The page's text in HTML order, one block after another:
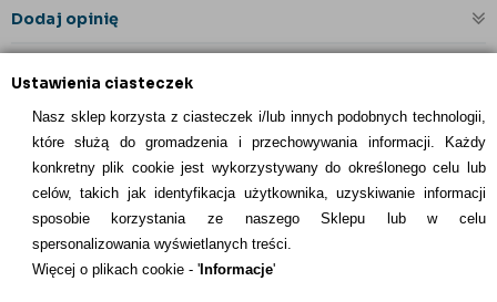
Ustawienia ciasteczek
Nasz sklep korzysta z ciasteczek i/lub innych podobnych technologii,
które służą do gromadzenia i przechowywania informacji. Każdy
konkretny plik cookie jest wykorzystywany do określonego celu lub
celów, takich jak identyfikacja użytkownika, uzyskiwanie informacji
sposobie korzystania ze naszego Sklepu lub w celu
spersonalizowania wyświetlanych treści.
Więcej o plikach cookie - 'Informacje'
Dodaj opinię
INFORMACJE KONTAKTOWE
Informacje